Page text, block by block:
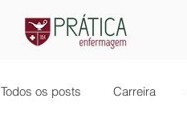
Todos os posts Carreira